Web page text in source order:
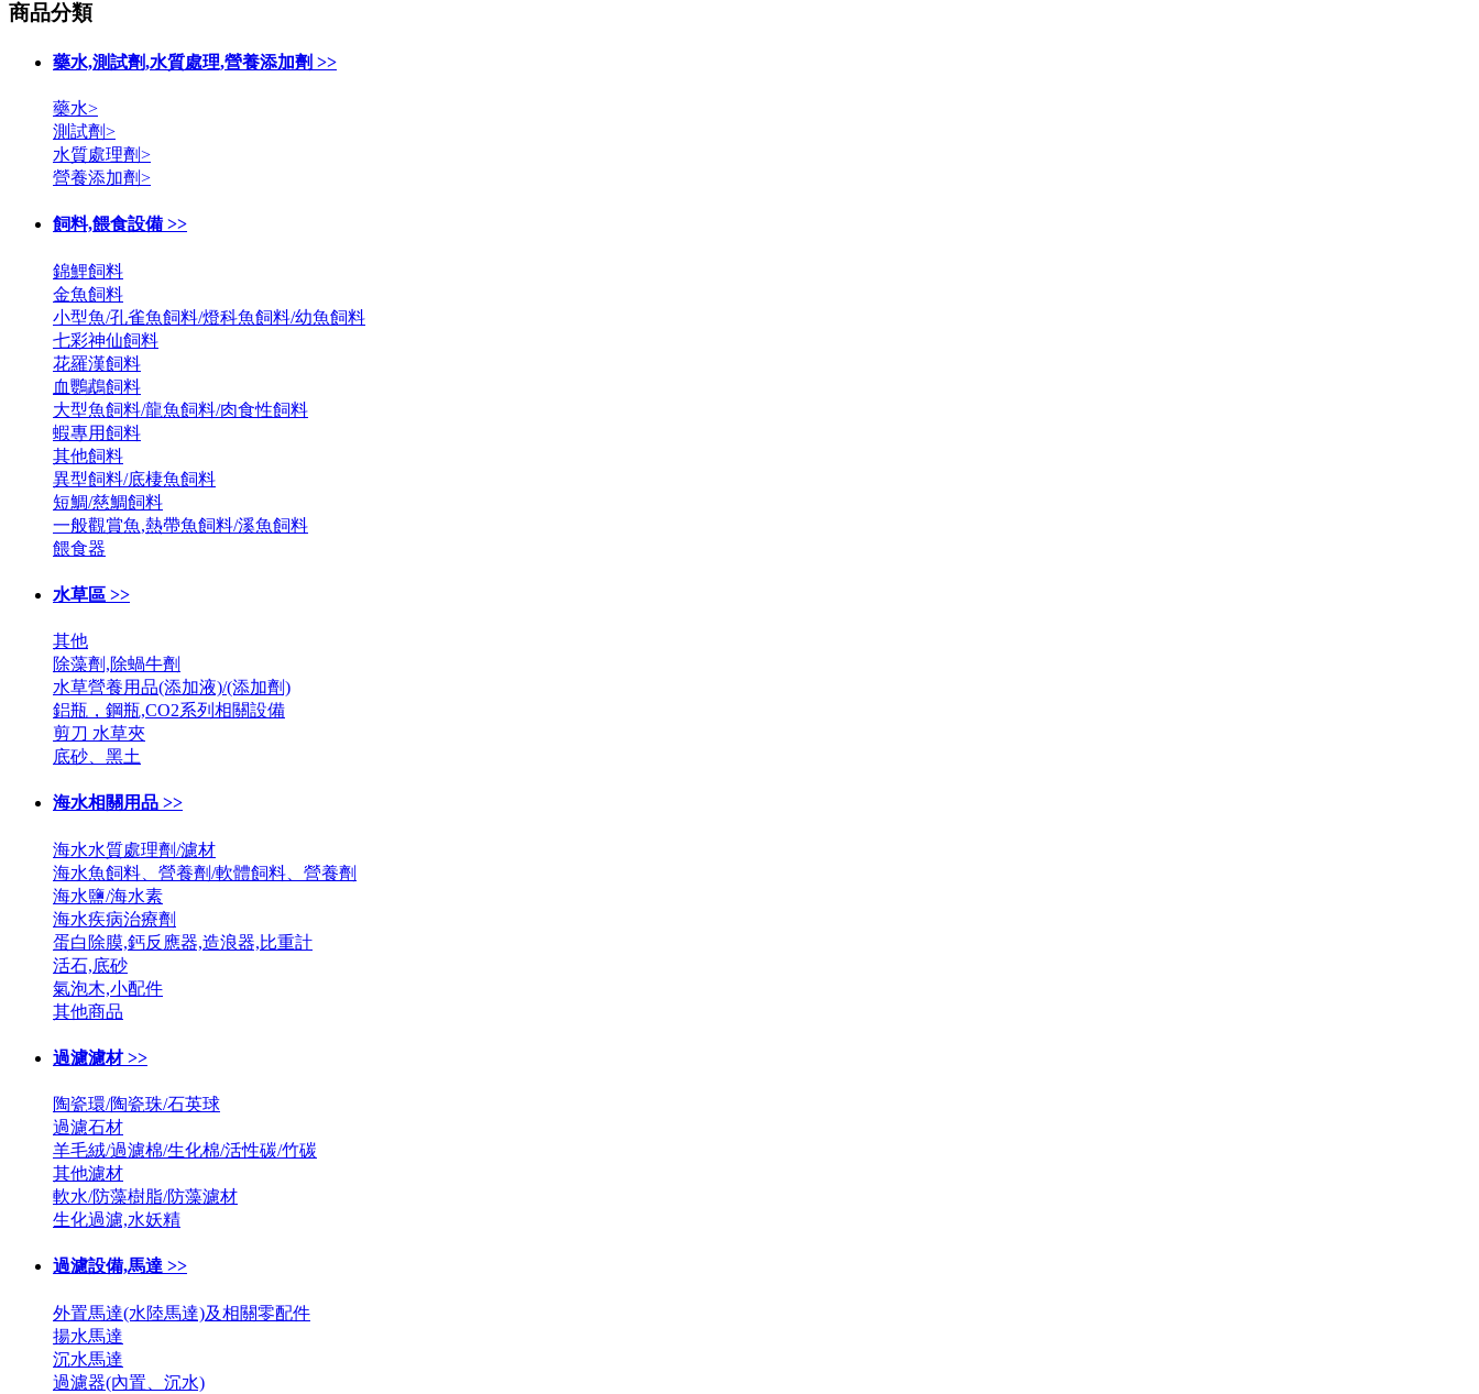
商品分類
藥水,測試劑,水質處理,營養添加劑 >>
藥水>
測試劑>
水質處理劑>
營養添加劑>
飼料,餵食設備 >>
錦鯉飼料
金魚飼料
小型魚/孔雀魚飼料/燈科魚飼料/幼魚飼料
七彩神仙飼料
花羅漢飼料
血鸚鵡飼料
大型魚飼料/龍魚飼料/肉食性飼料
蝦專用飼料
其他飼料
異型飼料/底棲魚飼料
短鯛/慈鯛飼料
一般觀賞魚,熱帶魚飼料/溪魚飼料
餵食器
水草區 >>
其他
除藻劑,除蝸牛劑
水草營養用品(添加液)/(添加劑)
鋁瓶，鋼瓶,CO2系列相關設備
剪刀 水草夾
底砂、黑土
海水相關用品 >>
海水水質處理劑/濾材
海水魚飼料、營養劑/軟體飼料、營養劑
海水鹽/海水素
海水疾病治療劑
蛋白除膜,鈣反應器,造浪器,比重計
活石,底砂
氣泡木,小配件
其他商品
過濾濾材 >>
陶瓷環/陶瓷珠/石英球
過濾石材
羊毛絨/過濾棉/生化棉/活性碳/竹碳
其他濾材
軟水/防藻樹脂/防藻濾材
生化過濾,水妖精
過濾設備,馬達 >>
外置馬達(水陸馬達)及相關零配件
揚水馬達
沉水馬達
過濾器(內置、沉水)